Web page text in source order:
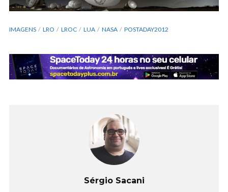
IMAGENS LRO LROC LUA NASA POSTADAY2012
Sérgio Sacani